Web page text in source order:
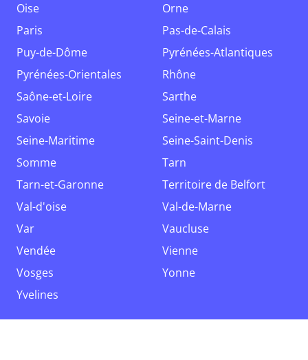
Oise
Orne
Paris
Pas-de-Calais
Puy-de-Dôme
Pyrénées-Atlantiques
Pyrénées-Orientales
Rhône
Saône-et-Loire
Sarthe
Savoie
Seine-et-Marne
Seine-Maritime
Seine-Saint-Denis
Somme
Tarn
Tarn-et-Garonne
Territoire de Belfort
Val-d'oise
Val-de-Marne
Var
Vaucluse
Vendée
Vienne
Vosges
Yonne
Yvelines